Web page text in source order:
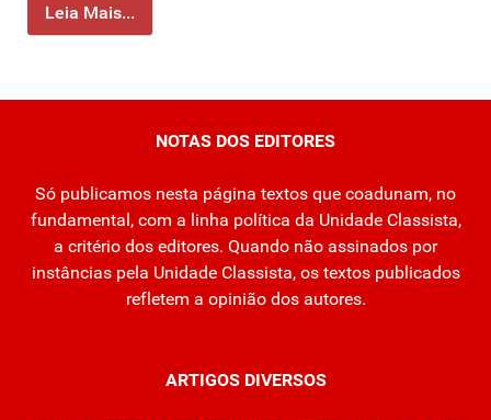
Leia Mais...
NOTAS DOS EDITORES
Só publicamos nesta página textos que coadunam, no
fundamental, com a linha política da Unidade Classista,
a critério dos editores. Quando não assinados por
instâncias pela Unidade Classista, os textos publicados
refletem a opinião dos autores.
ARTIGOS DIVERSOS